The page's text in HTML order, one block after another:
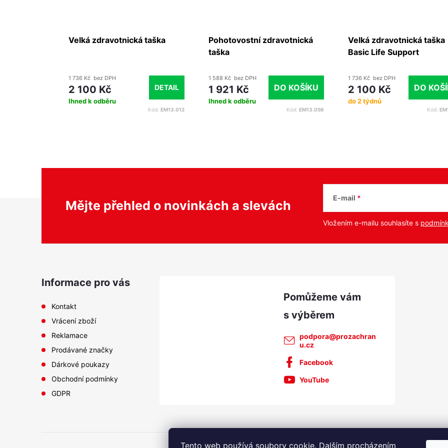
Tento web používá soubory cookie. Dalším procházením
Velká zdravotnická taška
1 736 Kč bez DPH
2 100 Kč
Ihned k odběru
DETAIL
Kód: EM13.012
Pohotovostní zdravotnická
taška
1 588 Kč bez DPH
1 921 Kč
Ihned k odběru
DO KOŠÍKU
Kód: EM13.056
Velká zdravotnická taška
Basic Life Support
1 736 Kč bez DPH
2 100 Kč
do 2 týdnů
DO
Kód:
Mějte přehled o novinkách a slevách
E-mail
Vložením e-mailu souhlasíte s
Informace pro vás
Kontakt
Vrácení zboží
Reklamace
Prodávané značky
Dárkové poukazy
Obchodní podmínky
GDPR
podpora@prozachran
u.cz
Facebook
YouTube